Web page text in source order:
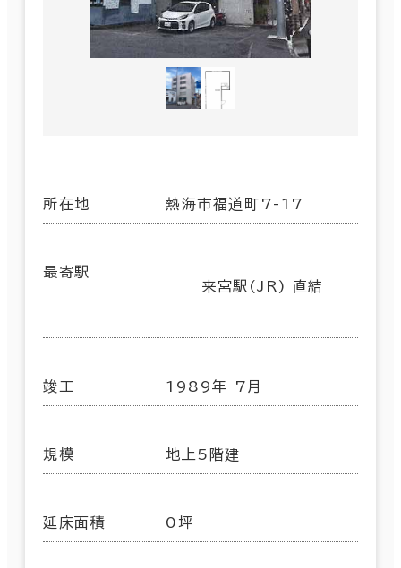
所在地 熱海市福道町7-17
最寄駅
来宮駅(JR) 直結
竣工 1989年 7月
規模 地上5階建
延床面積 0坪